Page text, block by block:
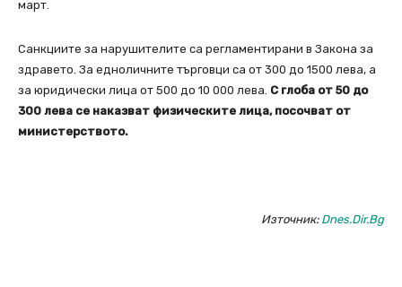
март.
Санкциите за нарушителите са регламентирани в Закона за
здравето. За едноличните търговци са от 300 до 1500 лева, а
за юридически лица от 500 до 10 000 лева. С глоба от 50 до
300 лева се наказват физическите лица, посочват от
министерството.
Източник: Dnes.Dir.Bg